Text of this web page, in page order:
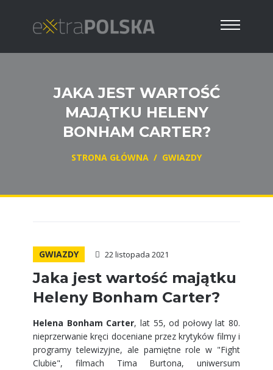
JAKA JEST WARTOŚĆ
MAJĄTKU HELENY
BONHAM CARTER?
STRONA GŁÓWNA / GWIAZDY
GWIAZDY 22 listopada 2021
Jaka jest wartość majątku
Heleny Bonham Carter?
Helena Bonham Carter, lat 55, od połowy lat 80.
nieprzerwanie kręci doceniane przez krytyków filmy i
programy telewizyjne, ale pamiętne role w "Fight
Clubie", filmach Tima Burtona, uniwersum